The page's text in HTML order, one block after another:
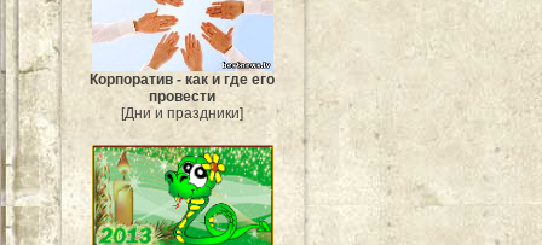
Корпоратив - как и где его
провести
[Дни и праздники]